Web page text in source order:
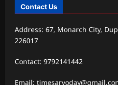
Contact Us
Address: 67, Monarch City,
226017
Contact: 9792141442
Email: